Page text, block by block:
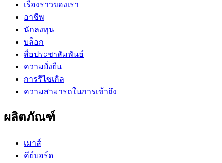
เรื่องราวของเรา
อาชีพ
นักลงทุน
บล็อก
สื่อประชาสัมพันธ์
ความยั่งยืน
การรีไซเคิล
ความสามารถในการเข้าถึง
ผลิตภัณฑ์
เมาส์
คีย์บอร์ด